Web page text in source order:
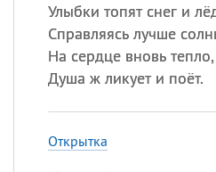
Улыбки топят снег и
Справляясь лучше
На сердце вновь
Душа ж ликует и поёт.
Открытка